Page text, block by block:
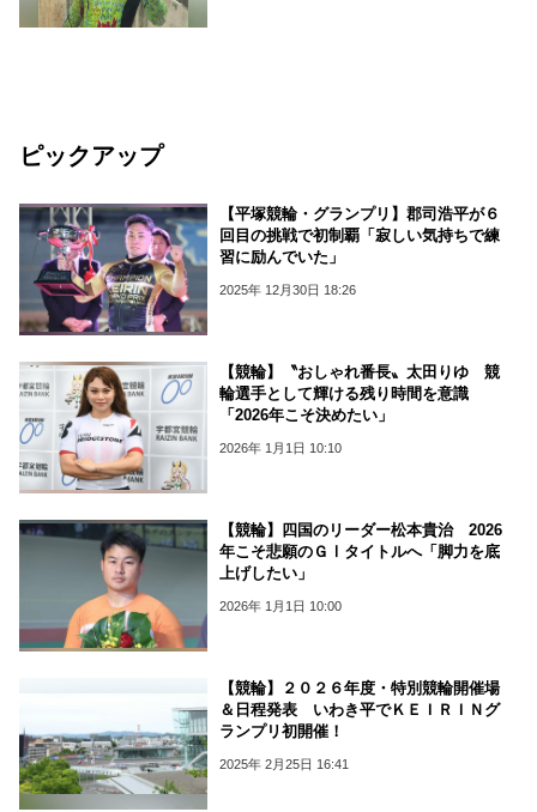
ピックアップ
【平塚競輪・グランプリ】郡司浩平が６
回目の挑戦で初制覇「寂しい気持ちで練
習に励んでいた」
2025年 12月30日 18:26
【競輪】〝おしゃれ番長〟太田りゆ 競
輪選手として輝ける残り時間を意識
「2026年こそ決めたい」
2026年 1月1日 10:10
【競輪】四国のリーダー松本貴治 2026
年こそ悲願のＧⅠタイトルへ「脚力を底
上げしたい」
2026年 1月1日 10:00
【競輪】２０２６年度・特別競輪開催場
＆日程発表 いわき平でＫＥＩＲＩＮグ
ランプリ初開催！
2025年 2月25日 16:41